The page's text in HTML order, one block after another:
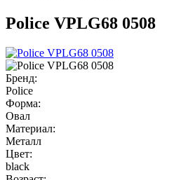
Police VPLG68 0508
Бренд:
Police
Форма:
Овал
Материал:
Металл
Цвет:
black